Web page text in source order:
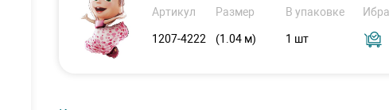
Артикул Размер В упаковке
1207-4222 (1.04 м) 1 шт